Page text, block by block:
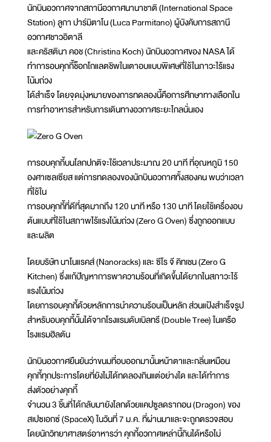
นักบินอวกาศจากสถานีอวกาศนานาชาติ (International Space
Station) ลูกา ปาร์มิตาโน (Luca Parmitano) ผู้บังคับการสถานี
อวกาศชาวอิตาลี
และคริสตินา คอช (Christina Koch) นักบินอวกาศของ NASA ได้
ทำการอบคุกกี้ช็อกโกแลตชิพในเตาอบแบบพิเศษที่ใช้ในภาวะไร้แรง
โน้มถ่วง
ได้สำเร็จ โดยจุดมุ่งหมายของการทดลองนี้คือการศึกษาทางเลือกใน
การทำอาหารสำหรับการเดินทางอวกาศระยะไกลนั่นเอง
การอบคุกกี้บนโลกปกติจะใช้เวลาประมาณ 20 นาที ที่อุณหภูมิ 150
องศาเซลเซียส แต่การทดลองของนักบินอวกาศทั้งสองคน พบว่าเวลา
ที่ใช้ใน
การอบคุกกี้ที่ดีที่สุดมากถึง 120 นาที หรือ 130 นาที โดยใช้เครื่องอบ
ต้นแบบที่ใช้ในสภาพไร้แรงโน้มถ่วง (Zero G Oven) ซึ่งถูกออกแบบ
และผลิต
โดยบริษัท นาโนแรคส์ (Nanoracks) และ ซีโร จี คิทเชน (Zero G
Kitchen) ซึ่งแก้ปัญหาการพาความร้อนที่เกิดขึ้นได้ยากในสภาวะไร้
แรงโน้มถ่วง
โดยการอบคุกกี้ด้วยหลักการนำความร้อนเป็นหลัก ส่วนแป้งสำเร็จรูป
สำหรับอบคุกกี้นั้นได้จากโรงแรมดับเบิลทรี (Double Tree) ในเครือ
โรงแรมฮิลตัน
นักบินอวกาศยืนยันว่าขนมที่อบออกมานั้นหน้าตาและกลิ่นเหมือน
คุกกี้ทุกประการโดยที่ยังไม่ได้ทดลองกินแต่อย่างใด และได้ทำการ
ส่งตัวอย่างคุกกี้
จำนวน 3 ชิ้นที่ได้กลับมายังโลกด้วยแคปซูลดรากอน (Dragon) ของ
สเปซเอกซ์ (SpaceX) ในวันที่ 7 ม.ค. ที่ผ่านมาและจะถูกตรวจสอบ
โดยนักวิทยาศาสตร์อาหารว่า คุกกี้อวกาศเหล่านี้กินได้หรือไม่